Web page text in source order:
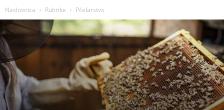
Naslovnica Rubrike Pčelarstvo